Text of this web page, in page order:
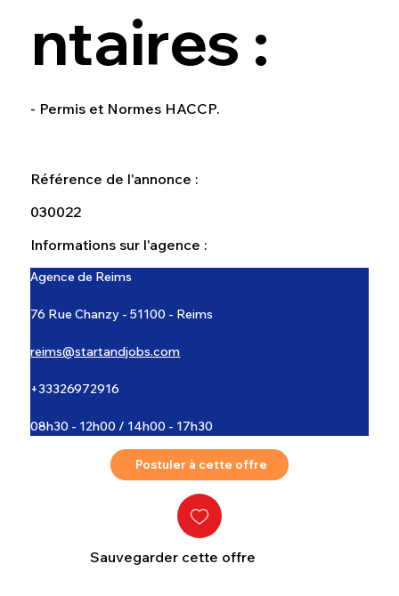
ntaires :
- Permis et Normes HACCP.
Référence de l'annonce :
030022
Informations sur l'agence :
Agence de Reims
76 Rue Chanzy - 51100 - Reims
reims@startandjobs.com
+33326972916
08h30 - 12h00 / 14h00 - 17h30
Postuler à cette offre
Sauvegarder cette offre